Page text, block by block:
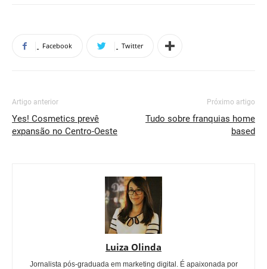
Facebook Twitter
Artigo anterior
Yes! Cosmetics prevê
expansão no Centro-Oeste
Próximo artigo
Tudo sobre franquias home
based
Luiza Olinda
Jornalista pós-graduada em marketing digital. É apaixonada por